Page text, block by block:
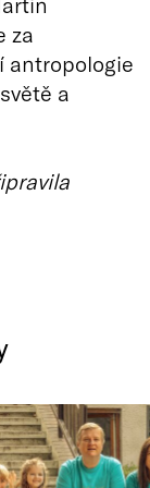
za
antropologie
a